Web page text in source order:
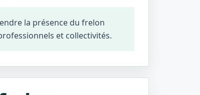
la présence du frelon
et collectivités.